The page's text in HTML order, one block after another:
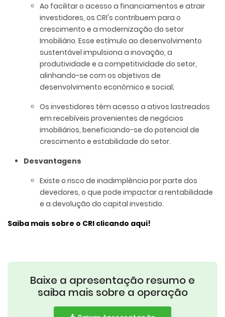
Ao facilitar o acesso a financiamentos e atrair
investidores, os CRI's contribuem para o
crescimento e a modernização do setor
Imobiliário. Esse estímulo ao desenvolvimento
sustentável impulsiona a inovação, a
produtividade e a competitividade do setor,
alinhando-se com os objetivos de
desenvolvimento econômico e social;
Os investidores têm acesso a ativos lastreados
em recebíveis provenientes de negócios
imobiliários, beneficiando-se do potencial de
crescimento e estabilidade do setor.
Desvantagens
Existe o risco de inadimplência por parte dos
devedores, o que pode impactar a rentabilidade
e a devolução do capital investido.
Saiba mais sobre o CRI clicando aqui!
Baixe a apresentação resumo e
saiba mais sobre a operação